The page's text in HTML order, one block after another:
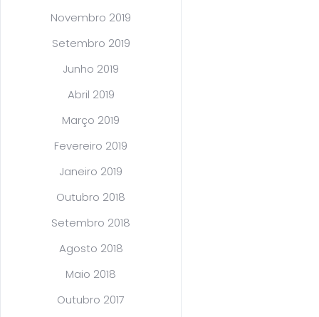
Novembro 2019
Setembro 2019
Junho 2019
Abril 2019
Março 2019
Fevereiro 2019
Janeiro 2019
Outubro 2018
Setembro 2018
Agosto 2018
Maio 2018
Outubro 2017